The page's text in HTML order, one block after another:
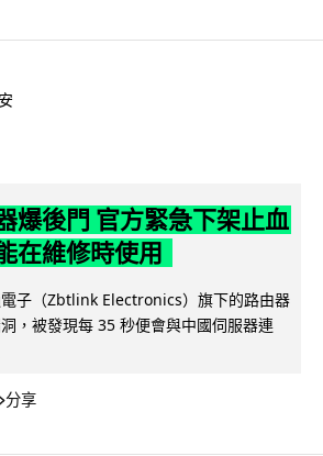
爆後門 官方緊急下架止血
在維修時使用
子（Zbtlink Electronics）旗下的路由器
，被發現每 35 秒便會與中國伺服器連
分享